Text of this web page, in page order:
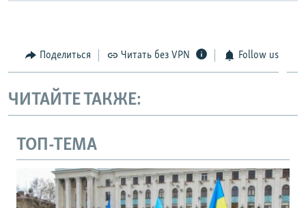
Поделиться Читать без VPN Follow us
ЧИТАЙТЕ ТАКЖЕ:
ТОП-ТЕМА